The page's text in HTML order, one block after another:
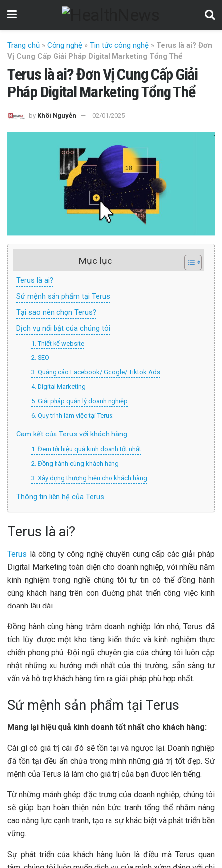
Trang chủ » Công nghệ » Tin tức công nghệ » Terus là ai? Đơn
Vị Cung Cấp Giải Pháp Digital Marketing Tổng Thể
Terus là ai? Đơn Vị Cung Cấp Giải
Pháp Digital Marketing Tổng Thể
by Khôi Nguyễn 02/01/2025
Mục lục
Terus là ai?
Sứ mệnh sản phẩm tại Terus
Tại sao nên chọn Terus?
Dịch vụ nổi bật của chúng tôi
1. Thiết kế website
2. SEO
3. Quảng cáo Facebook/ Google/ Tiktok Ads
4. Digital Marketing
5. Giải pháp quản lý doanh nghiệp
6. Quy trình làm việc tại Terus:
Cam kết của Terus với khách hàng
1. Đem tới hiệu quả kinh doanh tốt nhất
2. Đồng hành cùng khách hàng
3. Xây dựng thương hiệu cho khách hàng
Thông tin liên hệ của Terus
Terus là ai?
Terus là công ty công nghệ chuyên cung cấp các giải pháp
Digital Marketing toàn diện cho doanh nghiệp, với nhiều năm
kinh nghiệm trong nghề chúng tôi tự tin có thể đồng hành
cùng khách hàng trên con đường phát triển công việc kinh
doanh lâu dài.
Đồng hành cùng hàng trăm doanh nghiệp lớn nhỏ, Terus đã
tích lũy được một kho tàng kiến thức và kinh nghiệm thực
chiến phong phú. Đội ngũ chuyên gia của chúng tôi luôn cập
nhật những xu hướng mới nhất của thị trường, sẵn sàng tư
vấn và hỗ trợ khách hàng tìm ra giải pháp phù hợp nhất.
Sứ mệnh sản phẩm tại Terus
Mang lại hiệu quả kinh doanh tốt nhất cho khách hàng:
Cái gì có giá trị cái đó sẽ tồn tại và ngược lại. Doanh nghiệp
đã tồn tại đều ẩn chứa trong mình những giá trị tốt đẹp. Sứ
mệnh của Terus là làm cho giá trị của bạn được lên tiếng.
Từ những mảnh ghép đặc trưng của doanh nghiệp, chúng tôi
sẽ giúp bạn hoàn thiện nên bức tranh tổng thể nhằm nâng
cao năng lực cạnh tranh, tạo ra sự khác biệt và phát triển bền
vững.
Sự phát triển của khách hàng luôn là điều mà Terus quan